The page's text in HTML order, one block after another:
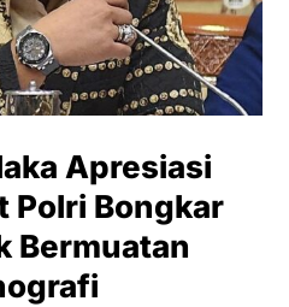
Apresiasi
Polri Bongkar
Bermuatan